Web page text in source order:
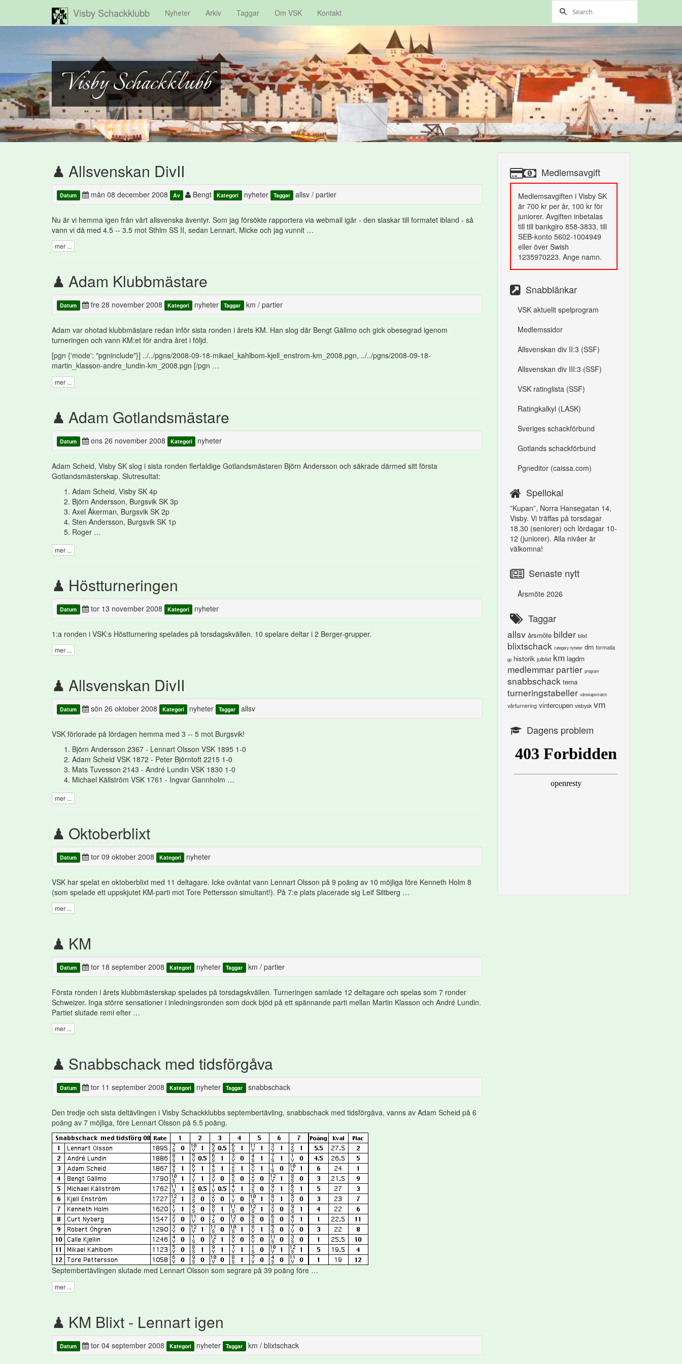
Visby Schackklubb Nyheter Arkiv Taggar Om VSK Kontakt
Visby Schackklubb
Allsvenskan DivII
Datum mån 08 december 2008 Av Bengt Kategori nyheter Taggar allsv /partier
Nu är vi hemma igen från vårt allsvenska äventyr. Som jag försökte rapportera via webmail igår - den slaskar till formatet ibland - så
vann vi då med 4.5 -- 3.5 mot Sthlm SS II, sedan Lennart, Micke och jag vunnit …
mer ...
Adam Klubbmästare
Datum fre 28 november 2008 Kategori nyheter Taggar km / partier
Adam var ohotad klubbmästare redan inför sista ronden i årets KM. Han slog där Bengt Gällmo och gick obesegrad igenom
turneringen och vann KM:et för andra året i följd.
[pgn {'mode': "pgninclude"}] ../../pgns/2008-09-18-mikael_kahlbom-kjell_enstrom-km_2008.pgn, ../../pgns/2008-09-18-
martin_klasson-andre_lundin-km_2008.pgn [/pgn …
mer ...
Adam Gotlandsmästare
Datum ons 26 november 2008 Kategori nyheter
Adam Scheid, Visby SK slog i sista ronden flerfaldige Gotlandsmästaren Björn Andersson och säkrade därmed sitt första
Gotlandsmästerskap. Slutresultat:
Adam Scheid, Visby SK 4p
Björn Andersson, Burgsvik SK 3p
Axel Åkerman, Burgsvik SK 2p
Sten Andersson, Burgsvik SK 1p
Roger …
mer ...
Höstturneringen
Datum tor 13 november 2008 Kategori nyheter
1:a ronden i VSK:s Höstturnering spelades på torsdagskvällen. 10 spelare deltar i 2 Berger-grupper.
mer ...
Allsvenskan DivII
Datum sön 26 oktober 2008 Kategori nyheter Taggar allsv
VSK förlorade på lördagen hemma med 3 -- 5 mot Burgsvik!
Björn Andersson 2367 - Lennart Olsson VSK 1895 1-0
Adam Scheid VSK 1872 - Peter Björntoft 2215 1-0
Mats Tuvesson 2143 - André Lundin VSK 1830 1-0
Michael Källström VSK 1761 - Ingvar Gannholm …
mer ...
Oktoberblixt
Datum tor 09 oktober 2008 Kategori nyheter
VSK har spelat en oktoberblixt med 11 deltagare. Icke oväntat vann Lennart Olsson på 9 poäng av 10 möjliga före Kenneth Holm 8
(som spelade ett uppskjutet KM-parti mot Tore Pettersson simultant!). På 7:e plats placerade sig Leif Siltberg …
mer ...
KM
Datum tor 18 september 2008 Kategori nyheter Taggar km / partier
Första ronden i årets klubbmästerskap spelades på torsdagskvällen. Turneringen samlade 12 deltagare och spelas som 7 ronder
Schweizer. Inga större sensationer i inledningsronden som dock bjöd på ett spännande parti mellan Martin Klasson och André Lundin.
Partiet slutade remi efter …
mer ...
Snabbschack med tidsförgåva
Datum tor 11 september 2008 Kategori nyheter Taggar snabbschack
Den tredje och sista deltävlingen i Visby Schackklubbs septembertävling, snabbschack med tidsförgåva, vanns av Adam Scheid på 6
poäng av 7 möjliga, före Lennart Olsson på 5.5 poäng.
Septembertävlingen slutade med Lennart Olsson som segrare på 39 poäng före …
mer ...
KM Blixt - Lennart igen
Datum tor 04 september 2008 Kategori nyheter Taggar km / blixtschack
Medlemsavgift
Medlemsavgiften i Visby SK
är 700 kr per år, 100 kr för
juniorer. Avgiften inbetalas
till till bankgiro 858-3833, till
SEB-konto 5602-1004949
eller över Swish
1235970223. Ange namn.
Snabblänkar
VSK aktuellt spelprogram
Medlemssidor
Allsvenskan div II:3 (SSF)
Allsvenskan div III:3 (SSF)
VSK ratinglista (SSF)
Ratingkalkyl (LASK)
Sveriges schackförbund
Gotlands schackförbund
Pgneditor (caissa.com)
Spellokal
”Kupan”, Norra Hansegatan 14,
Visby. Vi träffas på torsdagar
18.30 (seniorer) och lördagar 10-
12 (juniorer). Alla nivåer är
välkomna!
Senaste nytt
Årsmöte 2026
Taggar
allsv årsmöte bilder blixt
blixtschack category nyheter dm formalia
gp historik julblixt km lagdm
medlemmar partier program
snabbschack tema
turneringstabeller vänskapsmatch
vårturnering vintercupen visbysk vm
Dagens problem